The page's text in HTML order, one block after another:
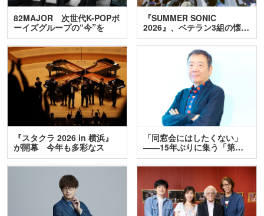
82MAJOR 次世代K-POPボ
ーイズグループの“今”を
訊…
『SUMMER SONIC
2026』、ベテラン3組の懐…
『スタクラ 2026 in 横浜』
が開幕 今年も多彩なス
テ…
「同窓会にはしたくない」
――15年ぶりに集う「第…